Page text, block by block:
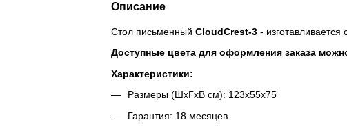
Описание
Стол письменный CloudCrest-3 -
Доступные цвета для оформления заказа
Характеристики:
Размеры (ШхГхВ см): 123х55х75
Гарантия: 18 месяцев